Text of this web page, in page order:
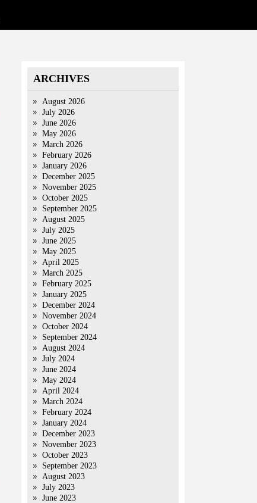
ARCHIVES
August 2026
July 2026
June 2026
May 2026
March 2026
February 2026
January 2026
December 2025
November 2025
October 2025
September 2025
August 2025
July 2025
June 2025
May 2025
April 2025
March 2025
February 2025
January 2025
December 2024
November 2024
October 2024
September 2024
August 2024
July 2024
June 2024
May 2024
April 2024
March 2024
February 2024
January 2024
December 2023
November 2023
October 2023
September 2023
August 2023
July 2023
June 2023